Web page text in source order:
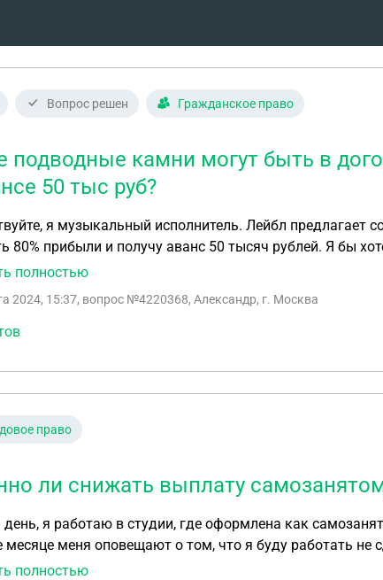
Вопрос решен Гражданское право
подводные камни могут быть в
50 тыс руб?
я музыкальный исполнитель. Лейбл предлагает
80% прибыли и получу аванс 50 тысяч рублей. Я бы
полностью
2024, 15:37, вопрос №4220368, Александр, г. Москва
право
ли снижать выплату
я работаю в студии, где оформлена как
месяце меня оповещают о том, что я буду работать не
И уведомляют, что зарплата за этот месяц у меня
полностью